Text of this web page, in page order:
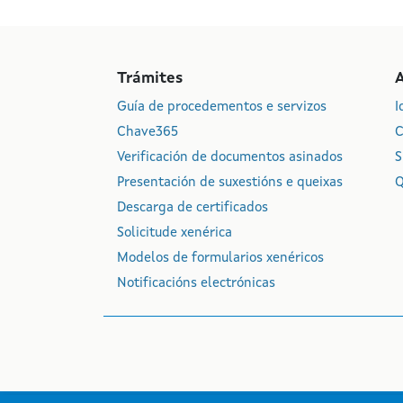
Trámites
Guía de procedementos e servizos
Chave365
Verificación de documentos asinados
Presentación de suxestións e queixas
Descarga de certificados
Solicitude xenérica
Modelos de formularios xenéricos
Notificacións electrónicas